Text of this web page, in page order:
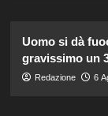
Uomo si dà
gravissimo un
Redazione 6